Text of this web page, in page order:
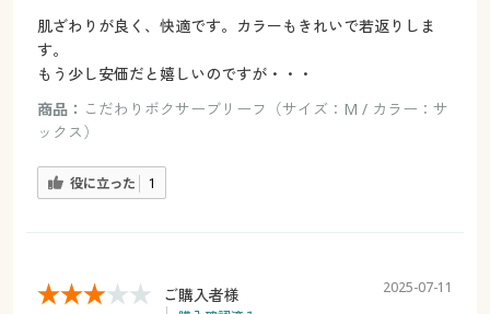
肌ざわりが良く、快適です。カラーもきれいで若返りしま
す。
もう少し安価だと嬉しいのですが・・・
商品： こだわりボクサーブリーフ（サイズ：M / カラー：サ
ックス）
役に立った 1
ご購入者様 2025-07-11